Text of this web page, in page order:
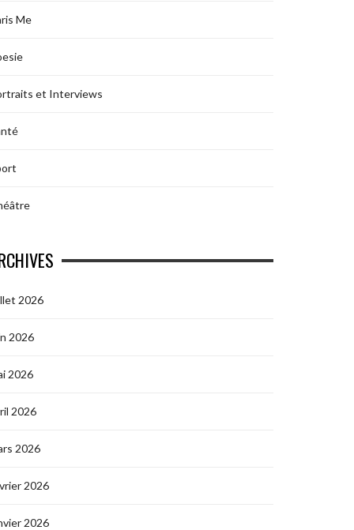
Me
et Interviews
2026
2026
2026
2026
2026
2026
2026